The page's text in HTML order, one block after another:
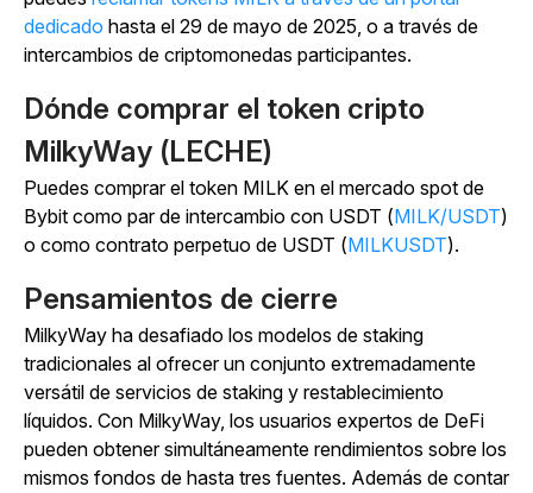
dedicado hasta el 29 de mayo de 2025, o a través de
intercambios de criptomonedas participantes.
Dónde comprar el token cripto
MilkyWay (LECHE)
Puedes comprar el token MILK en el mercado spot de
Bybit como par de intercambio con USDT (MILK/USDT)
o como contrato perpetuo de USDT (MILKUSDT).
Pensamientos de cierre
MilkyWay ha desafiado los modelos de staking
tradicionales al ofrecer un conjunto extremadamente
versátil de servicios de staking y restablecimiento
líquidos. Con MilkyWay, los usuarios expertos de DeFi
pueden obtener simultáneamente rendimientos sobre los
mismos fondos de hasta tres fuentes. Además de contar